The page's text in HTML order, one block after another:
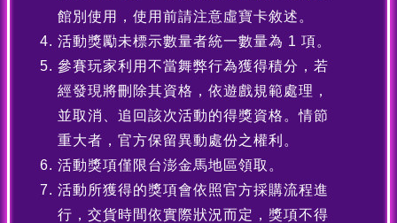
館別使用，使用前請注意虛寶卡敘述。
活動獎勵未標示數量者統一數量為 1 項。
參賽玩家利用不當舞弊行為獲得積分，若
經發現將刪除其資格，依遊戲規範處理，
並取消、追回該次活動的得獎資格。情節
重大者，官方保留異動處份之權利。
活動獎項僅限台澎金馬地區領取。
活動所獲得的獎項會依照官方採購流程進
行，交貨時間依實際狀況而定，獎項不得